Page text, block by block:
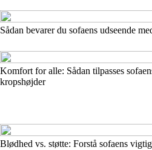
Sådan bevarer du sofaens udseende
Komfort for alle: Sådan tilpasses
kropshøjder
Blødhed vs. støtte: Forstå sofaens